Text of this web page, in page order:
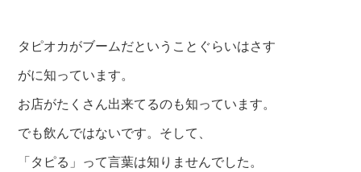
タピオカがブームだということぐらいはさす
がに知っています。
お店がたくさん出来てるのも知っています。
でも飲んではないです。そして、
「タピる」って言葉は知りませんでした。